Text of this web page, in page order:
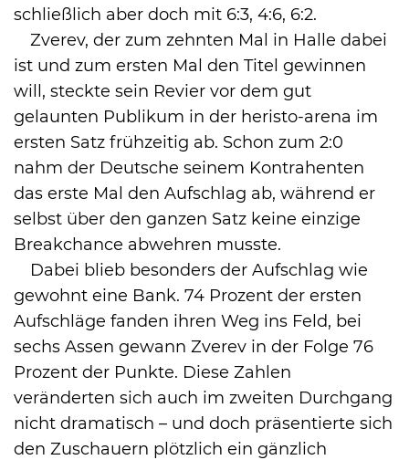
schließlich aber doch mit 6:3, 4:6, 6:2.
Zverev, der zum zehnten Mal in Halle dabei
ist und zum ersten Mal den Titel gewinnen
will, steckte sein Revier vor dem gut
gelaunten Publikum in der heristo-arena im
ersten Satz frühzeitig ab. Schon zum 2:0
nahm der Deutsche seinem Kontrahenten
das erste Mal den Aufschlag ab, während er
selbst über den ganzen Satz keine einzige
Breakchance abwehren musste.
Dabei blieb besonders der Aufschlag wie
gewohnt eine Bank. 74 Prozent der ersten
Aufschläge fanden ihren Weg ins Feld, bei
sechs Assen gewann Zverev in der Folge 76
Prozent der Punkte. Diese Zahlen
veränderten sich auch im zweiten Durchgang
nicht dramatisch – und doch präsentierte sich
den Zuschauern plötzlich ein gänzlich